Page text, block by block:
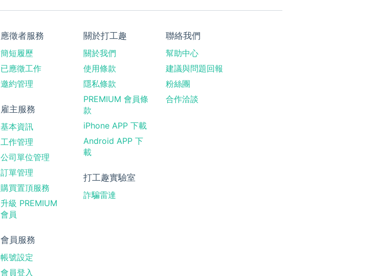
應徵者服務
簡短履歷
已應徵工作
邀約管理
雇主服務
基本資訊
工作管理
公司單位管理
訂單管理
購買置頂服務
升級 PREMIUM
會員
會員服務
帳號設定
會員登入
關於打工趣
關於我們
使用條款
隱私條款
PREMIUM 會員條
款
iPhone APP 下載
Android APP 下
載
打工趣實驗室
詐騙雷達
聯絡我們
幫助中心
建議與問題回報
粉絲團
合作洽談